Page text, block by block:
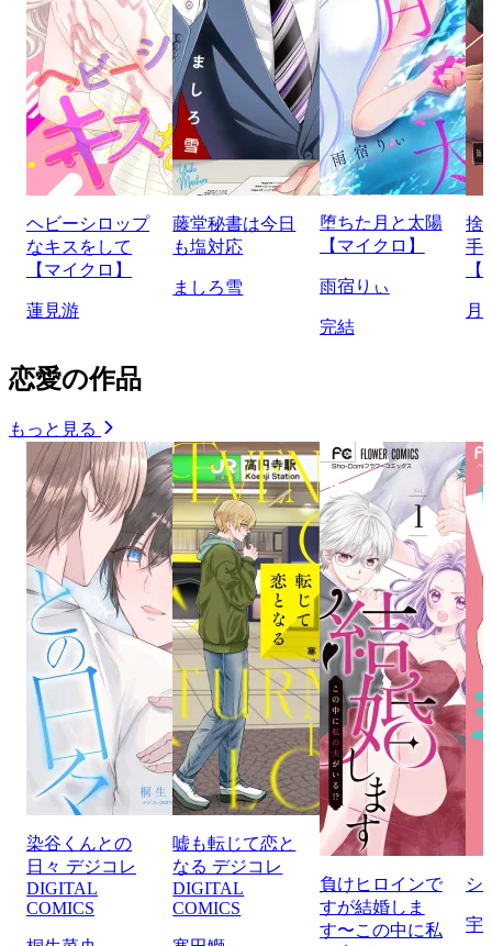
ヘビーシロップ
なキスをして
【マイクロ】
蓮見游
藤堂秘書は今日
も塩対応
ましろ雪
堕ちた月と太陽
【マイクロ】
雨宿りぃ
完結
捨
手
月
恋愛の作品
もっと見る
染谷くんとの
日々 デジコレ
DIGITAL
COMICS
嘘も転じて恋と
なる デジコレ
DIGITAL
COMICS
負けヒロインで
すが結婚しま
す〜この中に私
シ
宇